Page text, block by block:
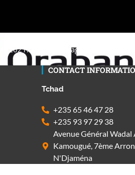
2021. Afrique-voyage-découverte
CONTACT
Tchad
+235 65 46 47 28
+235 93 97 29 38
Avenue Général
Kamougué, 7ème
N'Djaména